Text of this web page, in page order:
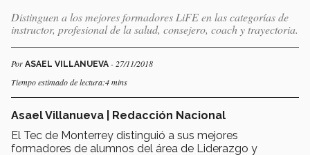
Distinguen a los mejores formadores LiFE en las categorías de
instructor, profesional de la salud, consejero, coach y trayectoria.
Por ASAEL VILLANUEVA - 27/11/2018
Tiempo estimado de lectura:4 mins
Asael Villanueva | Redacción Nacional
El Tec de Monterrey distinguió a sus mejores
formadores de alumnos del área de Liderazgo y